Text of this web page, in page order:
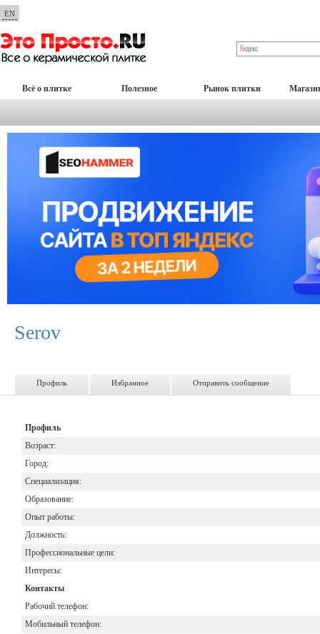
EN
Всё о плитке Полезное Рынок плитки
Serov
Профиль Избранное Отправить сообщение
Профиль
Возраст:
Город:
Специализация:
Образование:
Опыт работы:
Должность:
Профессиональные цели:
Интересы:
Контакты
Рабочий телефон:
Мобильный телефон: